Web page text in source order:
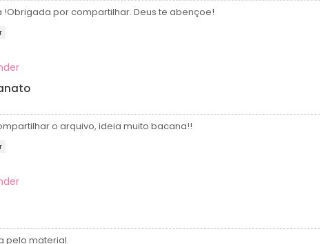
!Obrigada por compartilhar. Deus te abençoe!
o arquivo, ideia muito bacana!!
pelo material.